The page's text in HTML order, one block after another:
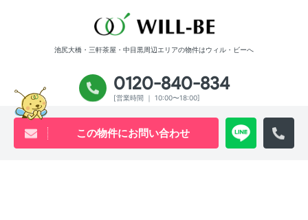
この物件にお問い合わせ
池尻大橋・三軒茶屋・中目黒周辺エリアの物件はウィル・ビーへ
0120-840-834
[営業時間 ｜ 10:00〜18:00]
X InstagramTiktok Youtube